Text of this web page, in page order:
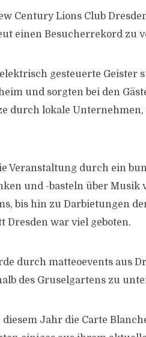
Century Lions Club
einen Besucherrekord zu
gesteuerte Geister
und sorgten bei den
durch lokale
Veranstaltung durch ein
und -basteln über Musik
bis hin zu Darbietungen
Dresden war viel geboten.
durch matteoevents aus
des Gruselgartens zu
Jahr die Carte